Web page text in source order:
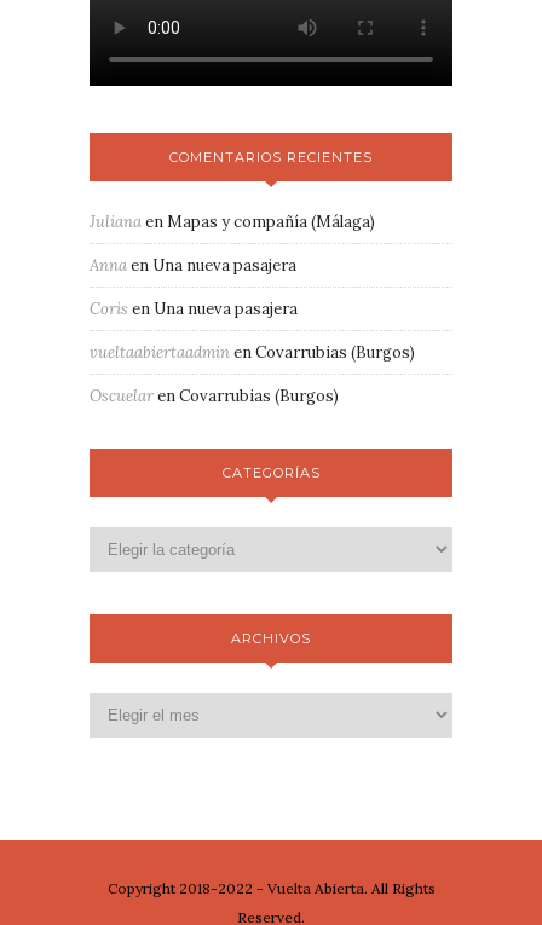
COMENTARIOS RECIENTES
JulianaenMapas y compañía (Málaga)
Annaen Una nueva pasajera
Coris en Una nueva pasajera
vueltaabiertaadminenCovarrubias (Burgos)
OscuelarenCovarrubias (Burgos)
CATEGORÍAS
ARCHIVOS
Copyright 2018-2022 - Vuelta Abierta. All Rights
Reserved.